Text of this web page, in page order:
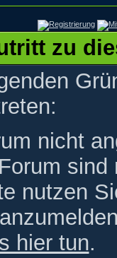
zu
nicht
nutzen
hier tun.